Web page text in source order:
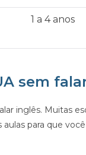
1 a 4 anos
sem
inglês. Muitas
para que